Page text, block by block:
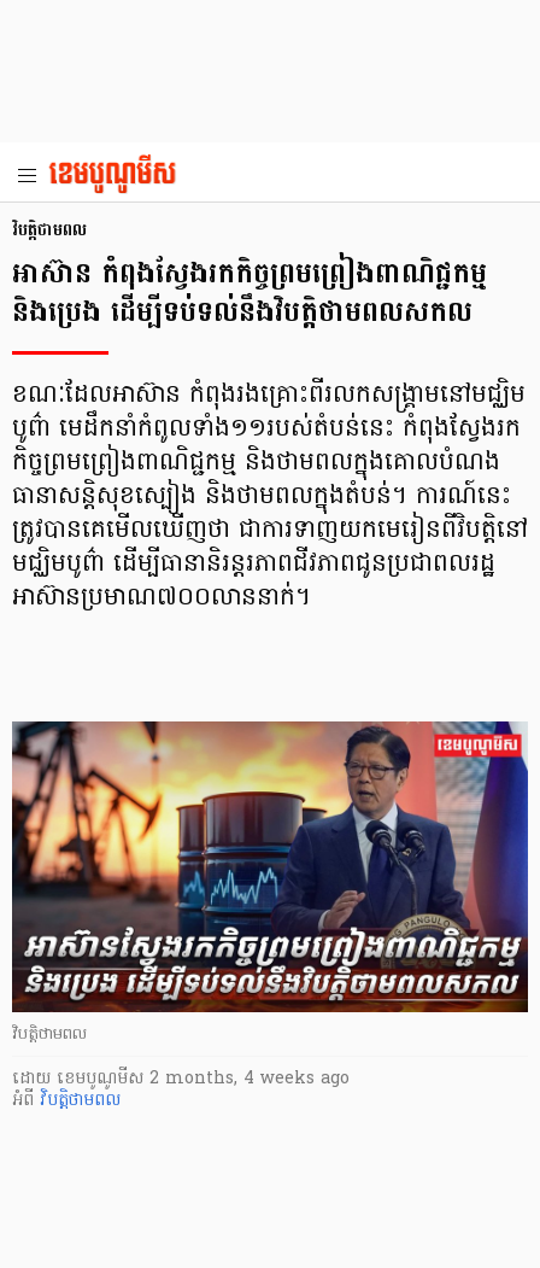
វិបត្តិថាមពល
អាស៊ាន កំពុងស្វែងរកកិច្ចព្រមព្រៀងពាណិជ្ជកម្ម
និងប្រេង ដើម្បីទប់ទល់នឹងវិបត្តិថាមពលសកល
ខណៈដែលអាស៊ាន កំពុងរងគ្រោះពីរលកសង្រ្គាមនៅមជ្ឈិម
បូព៌ា មេដឹកនាំកំពូលទាំង១១របស់តំបន់នេះ កំពុងស្វែងរក
កិច្ចព្រមព្រៀងពាណិជ្ជកម្ម និងថាមពលក្នុងគោលបំណង
ធានាសន្តិសុខស្បៀង និងថាមពលក្នុងតំបន់។ ការណ៍នេះ
ត្រូវបានគេមើលឃើញថា ជាការទាញយកមេរៀនពីវិបត្តិនៅ
មជ្ឈិមបូព៌ា ដើម្បីធានានិរន្តរភាពជីវភាពជូនប្រជាពលរដ្ឋ
អាស៊ានប្រមាណ៧០០លាននាក់។
វិបត្តិថាមពល
ដោយ ​ ខេមបូណូមីស 2 months, 4 weeks ago
អំពី វិបត្តិថាមពល